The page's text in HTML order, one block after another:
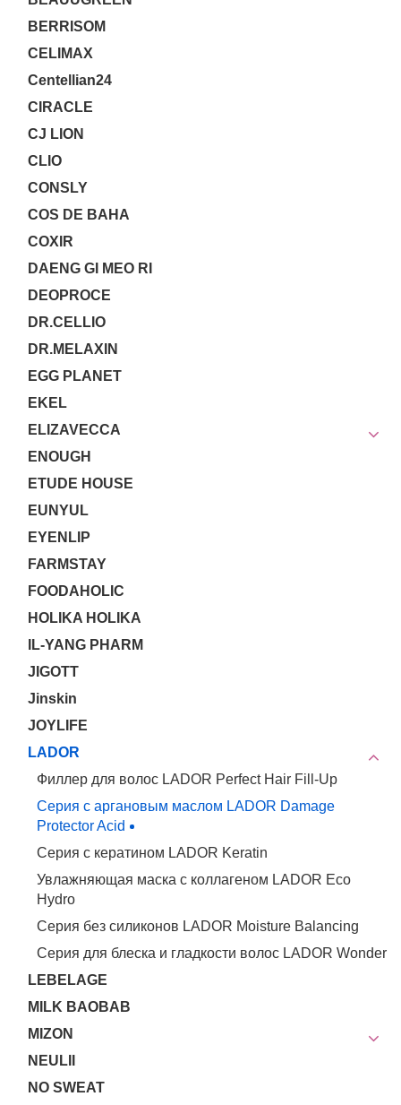
BERRISOM
CELIMAX
Centellian24
CIRACLE
CJ LION
CLIO
CONSLY
COS DE BAHA
COXIR
DAENG GI MEO RI
DEOPROCE
DR.CELLIO
DR.MELAXIN
EGG PLANET
EKEL
ELIZAVECCA
ENOUGH
ETUDE HOUSE
EUNYUL
EYENLIP
FARMSTAY
FOODAHOLIC
HOLIKA HOLIKA
IL-YANG PHARM
JIGOTT
Jinskin
JOYLIFE
LADOR
Филлер для волос LADOR Perfect Hair Fill-Up
Серия с аргановым маслом LADOR Damage
Protector Acid
Серия с кератином LADOR Keratin
Увлажняющая маска с коллагеном LADOR Eco
Hydro
Серия без силиконов LADOR Moisture Balancing
Серия для блеска и гладкости волос LADOR Wonder
LEBELAGE
MILK BAOBAB
MIZON
NEULII
NO SWEAT